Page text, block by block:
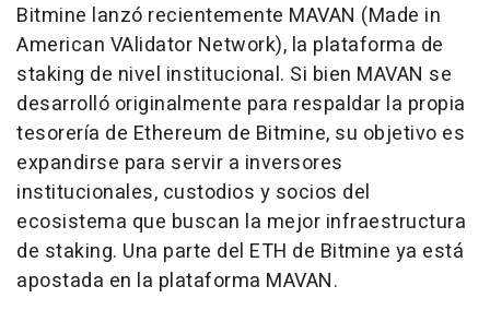
Bitmine lanzó recientemente MAVAN (Made in
American VAlidator Network), la plataforma de
staking de nivel institucional. Si bien MAVAN se
desarrolló originalmente para respaldar la propia
tesorería de Ethereum de Bitmine, su objetivo es
expandirse para servir a inversores
institucionales, custodios y socios del
ecosistema que buscan la mejor infraestructura
de staking. Una parte del ETH de Bitmine ya está
apostada en la plataforma MAVAN.